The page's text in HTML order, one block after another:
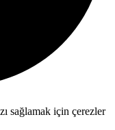
sağlamak için çerezler